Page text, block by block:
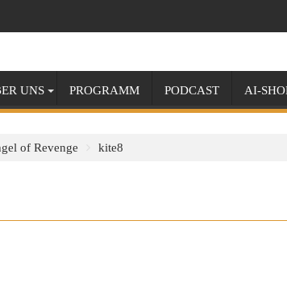
UNS PROGRAMM PODCAST AI-
of Revenge kite8